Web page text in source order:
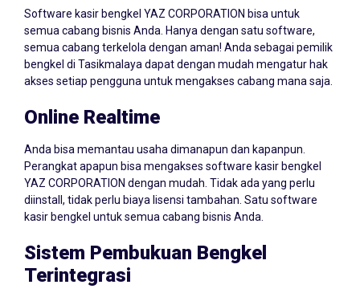
Software kasir bengkel YAZ CORPORATION bisa untuk
semua cabang bisnis Anda. Hanya dengan satu software,
semua cabang terkelola dengan aman! Anda sebagai pemilik
bengkel di Tasikmalaya dapat dengan mudah mengatur hak
akses setiap pengguna untuk mengakses cabang mana saja.
Online Realtime
Anda bisa memantau usaha dimanapun dan kapanpun.
Perangkat apapun bisa mengakses software kasir bengkel
YAZ CORPORATION dengan mudah. Tidak ada yang perlu
diinstall, tidak perlu biaya lisensi tambahan. Satu software
kasir bengkel untuk semua cabang bisnis Anda.
Sistem Pembukuan Bengkel
Terintegrasi